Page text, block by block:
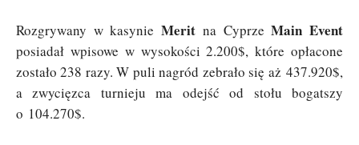
Rozgrywany w kasynieMerit na Cyprze Main Event
posiadał wpisowe w wysokości 2.200$, które opłacone
zostało 238 razy. W puli nagród zebrało się aż 437.920$,
a zwycięzca turnieju ma odejść od stołu bogatszy
o 104.270$.